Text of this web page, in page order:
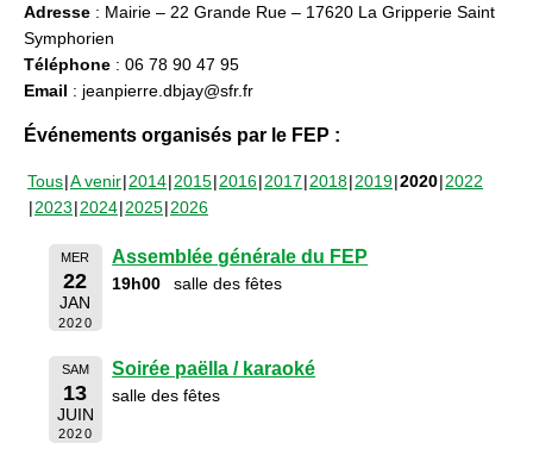
Adresse : Mairie – 22 Grande Rue – 17620 La Gripperie Saint
Symphorien
Téléphone : 06 78 90 47 95
Email : jeanpierre.dbjay@sfr.fr
Événements organisés par le FEP :
Tous A venir 2014 2015 2016 2017 2018 2019 2020 2022
2023 2024 2025 2026
MER
22
JAN
2020
Assemblée générale du FEP
19h00 salle des fêtes
SAM
13
JUIN
2020
Soirée paëlla / karaoké
salle des fêtes